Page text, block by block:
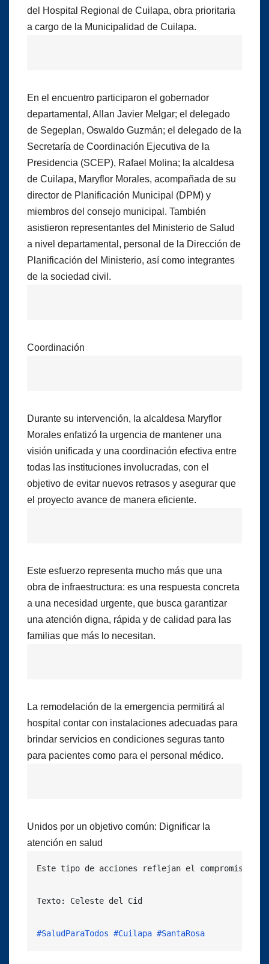
del Hospital Regional de Cuilapa, obra prioritaria
a cargo de la Municipalidad de Cuilapa.
En el encuentro participaron el gobernador
departamental, Allan Javier Melgar; el delegado
de Segeplan, Oswaldo Guzmán; el delegado de la
Secretaría de Coordinación Ejecutiva de la
Presidencia (SCEP), Rafael Molina; la alcaldesa
de Cuilapa, Maryflor Morales, acompañada de su
director de Planificación Municipal (DPM) y
miembros del consejo municipal. También
asistieron representantes del Ministerio de Salud
a nivel departamental, personal de la Dirección de
Planificación del Ministerio, así como integrantes
de la sociedad civil.
Coordinación
Durante su intervención, la alcaldesa Maryflor
Morales enfatizó la urgencia de mantener una
visión unificada y una coordinación efectiva entre
todas las instituciones involucradas, con el
objetivo de evitar nuevos retrasos y asegurar que
el proyecto avance de manera eficiente.
Este esfuerzo representa mucho más que una
obra de infraestructura: es una respuesta concreta
a una necesidad urgente, que busca garantizar
una atención digna, rápida y de calidad para las
familias que más lo necesitan.
La remodelación de la emergencia permitirá al
hospital contar con instalaciones adecuadas para
brindar servicios en condiciones seguras tanto
para pacientes como para el personal médico.
Unidos por un objetivo común: Dignificar la
atención en salud
Este tipo de acciones reflejan el compromiso
Texto: Celeste del Cid
#SaludParaTodos #Cuilapa #SantaRosa